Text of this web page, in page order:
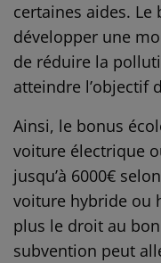
certaines aides. Le
développer une
de réduire la
atteindre l’objectif
Ainsi, le bonus
voiture électrique
jusqu’à 6000€
voiture hybride ou
plus le droit au
subvention peut